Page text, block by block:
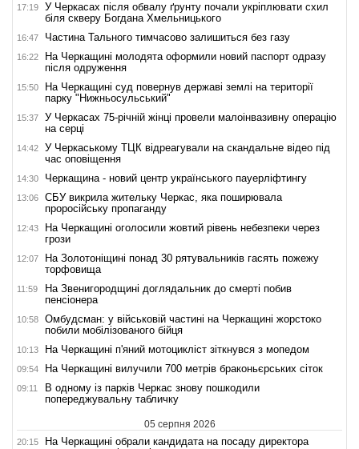
17:19
У Черкасах після обвалу ґрунту почали укріплювати схил
біля скверу Богдана Хмельницького
16:47 Частина Тального тимчасово залишиться без газу
16:22
На Черкащині молодята оформили новий паспорт одразу
після одруження
15:50
На Черкащині суд повернув державі землі на території
парку "Нижньосульський"
15:37
У Черкасах 75-річній жінці провели малоінвазивну операцію
на серці
14:42
У Черкаському ТЦК відреагували на скандальне відео під
час оповіщення
14:30 Черкащина - новий центр українського пауерліфтингу
13:06
СБУ викрила жительку Черкас, яка поширювала
проросійську пропаганду
12:43
На Черкащині оголосили жовтий рівень небезпеки через
грози
12:07
На Золотоніщині понад 30 рятувальників гасять пожежу
торфовища
11:59
На Звенигородщині доглядальник до смерті побив
пенсіонера
10:58
Омбудсман: у військовій частині на Черкащині жорстоко
побили мобілізованого бійця
10:13 На Черкащині п'яний мотоцикліст зіткнувся з мопедом
09:54 На Черкащині вилучили 700 метрів браконьєрських сіток
09:11
В одному із парків Черкас знову пошкодили
попереджувальну табличку
05 серпня 2026
20:15
На Черкащині обрали кандидата на посаду директора